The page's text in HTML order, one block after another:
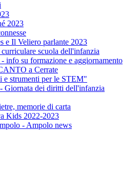
2023
e Il Veliero parlante 2023
scuola dell'infanzia
info su formazione e aggiornamento
a Cerrate
e strumenti per le STEM"
Giornata dei diritti dell'infanzia
memorie di carta
Kids 2022-2023
- Ampolo news